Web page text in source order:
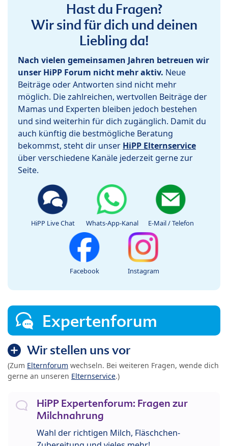
Hast du Fragen?
Wir sind für dich und deinen
Liebling da!
Nach vielen gemeinsamen Jahren betreuen wir
unser HiPP Forum nicht mehr aktiv. Neue
Beiträge oder Antworten sind nicht mehr
möglich. Die zahlreichen, wertvollen Beiträge der
Mamas und Experten bleiben jedoch bestehen
und sind weiterhin für dich zugänglich. Damit du
auch künftig die bestmögliche Beratung
bekommst, steht dir unser HiPP Elternservice
über verschiedene Kanäle jederzeit gerne zur
Seite.
HiPP Live Chat Whats-App-Kanal E-Mail / Telefon
Facebook Instagram
Expertenforum
Wir stellen uns vor
(Zum Elternforum wechseln. Bei weiteren Fragen, wende dich
gerne an unseren Elternservice.)
HiPP Expertenforum: Fragen zur
Milchnahrung
Wahl der richtigen Milch, Fläschchen-